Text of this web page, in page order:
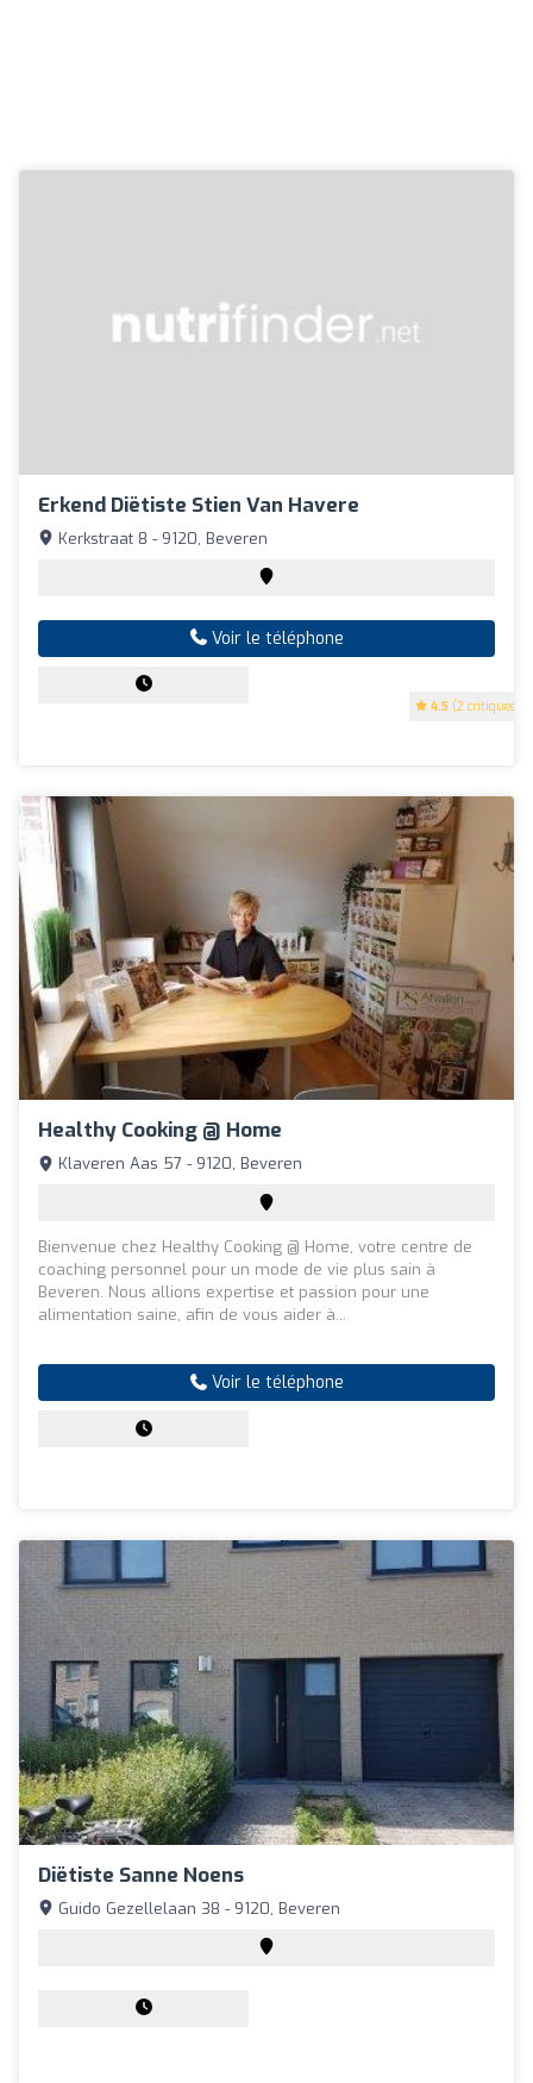
Erkend Diëtiste Stien Van Havere
4.5 (2 critiques)
Kerkstraat 8 - 9120, Beveren
Voir le téléphone
Healthy Cooking @ Home
Klaveren Aas 57 - 9120, Beveren
Bienvenue chez Healthy Cooking @ Home, votre centre de
coaching personnel pour un mode de vie plus sain à
Beveren. Nous allions expertise et passion pour une
alimentation saine, afin de vous aider à...
Voir le téléphone
Diëtiste Sanne Noens
Guido Gezellelaan 38 - 9120, Beveren